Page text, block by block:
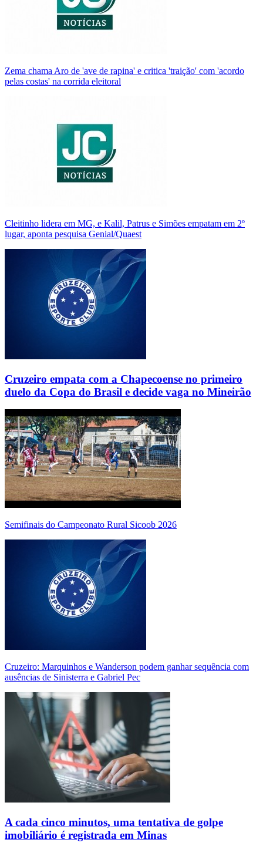
Zema chama Aro de 'ave de rapina' e critica 'traição' com 'acordo
pelas costas' na corrida eleitoral
Cleitinho lidera em MG, e Kalil, Patrus e Simões empatam em 2º
lugar, aponta pesquisa Genial/Quaest
Cruzeiro empata com a Chapecoense no primeiro
duelo da Copa do Brasil e decide vaga no Mineirão
Semifinais do Campeonato Rural Sicoob 2026
Cruzeiro: Marquinhos e Wanderson podem ganhar sequência com
ausências de Sinisterra e Gabriel Pec
A cada cinco minutos, uma tentativa de golpe
imobiliário é registrada em Minas